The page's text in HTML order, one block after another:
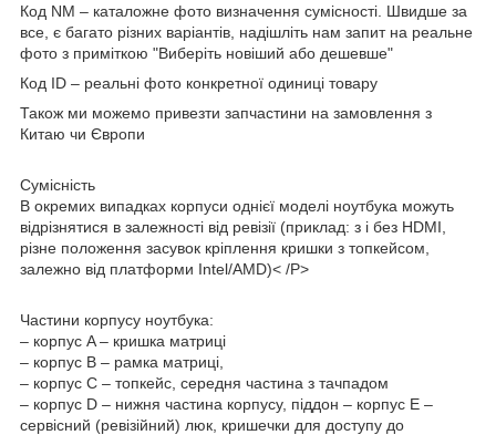
Код NM – каталожне фото визначення сумісності. Швидше за
все, є багато різних варіантів, надішліть нам запит на реальне
фото з приміткою "Виберіть новіший або дешевше"
Код ID – реальні фото конкретної одиниці товару
Також ми можемо привезти запчастини на замовлення з
Китаю чи Європи
Сумісність
В окремих випадках корпуси однієї моделі ноутбука можуть
відрізнятися в залежності від ревізії (приклад: з і без HDMI,
різне положення засувок кріплення кришки з топкейсом,
залежно від платформи Intel/AMD)< /P>
Частини корпусу ноутбука:
– корпус A – кришка матриці
– корпус B – рамка матриці,
– корпус C – топкейс, середня частина з тачпадом
– корпус D – нижня частина корпусу, піддон – корпус E –
сервісний (ревізійний) люк, кришечки для доступу до